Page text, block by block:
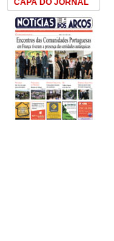
CAPA DO JORNAL